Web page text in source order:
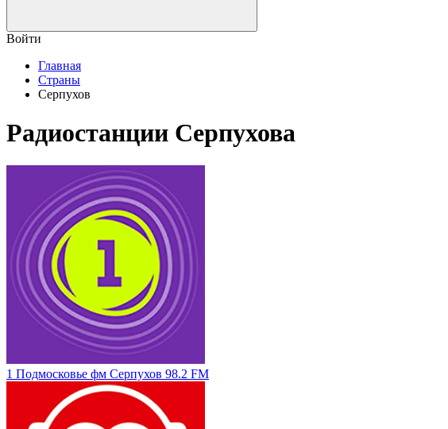
Войти
Главная
Страны
Серпухов
Радиостанции Серпухова
1 Подмосковье фм Серпухов 98.2 FM